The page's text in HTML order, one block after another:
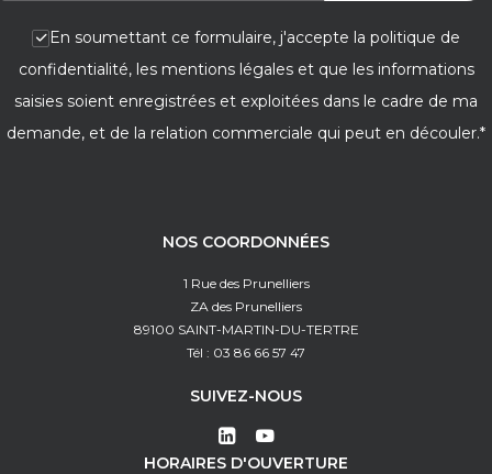
En soumettant ce formulaire, j'accepte la politique de
confidentialité, les mentions légales et que les informations
saisies soient enregistrées et exploitées dans le cadre de ma
demande, et de la relation commerciale qui peut en découler.*
NOS COORDONNÉES
1 Rue des Prunelliers
ZA des Prunelliers
89100 SAINT-MARTIN-DU-TERTRE
Tél : 03 86 66 57 47
SUIVEZ-NOUS
HORAIRES D'OUVERTURE